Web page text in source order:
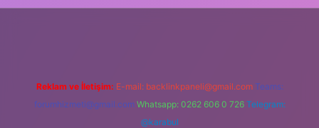
Reklam ve İletişim: E-mail: backlinkpaneli@gmail.com Teams:
forumhizmeti@gmail.com Whatsapp: 0262 606 0 726 Telegram:
@karabul